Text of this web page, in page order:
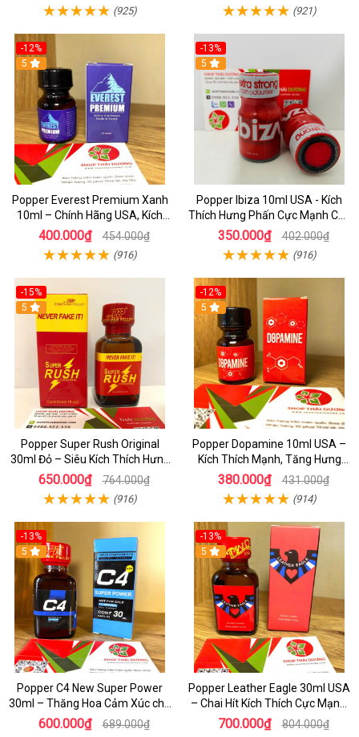
(925) (921)
-12%
5
Popper Everest Premium Xanh
10ml – Chính Hãng USA, Kích
Thích Hưng Phấn Cực Mạnh
400.000₫ 454.000₫
(916)
-13%
5
Popper Ibiza 10ml USA - Kích
Thích Hưng Phấn Cực Mạnh Cho
Top & Bot, Mua Ngay Giá Rẻ
350.000₫ 402.000₫
(916)
-15%
5
Popper Super Rush Original
30ml Đỏ – Siêu Kích Thích Hưng
Phấn , Cực Phê Cho Top & Bot
650.000₫ 764.000₫
(916)
-12%
5
Popper Dopamine 10ml USA –
Kích Thích Mạnh, Tăng Hưng
Phấn Cho Top & Bot
380.000₫ 431.000₫
(914)
-13%
5
Popper C4 New Super Power
30ml – Thăng Hoa Cảm Xúc cho
Top&Bot
600.000₫ 689.000₫
-13%
5
Popper Leather Eagle 30ml USA
– Chai Hít Kích Thích Cực Mạnh,
Chính Hãng PWD
700.000₫ 804.000₫